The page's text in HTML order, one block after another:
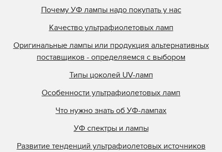
Почему УФ лампы надо покупать у нас
Качество ультрафиолетовых ламп
Оригинальные лампы или продукция альтернативных
поставщиков - определяемся с выбором
Типы цоколей UV-ламп
Особенности ультрафиолетовых ламп
Что нужно знать об УФ-лампах
УФ спектры и лампы
Развитие тенденций ультрафиолетовых источников